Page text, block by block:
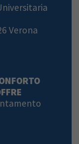
Verona